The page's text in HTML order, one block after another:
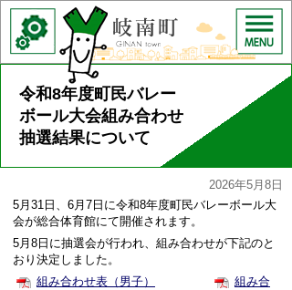
令和8年度町民バレー
ボール大会組み合わせ
抽選結果について
2026年5月8日
5月31日、6月7日に令和8年度町民バレーボール大
会が総合体育館にて開催されます。
5月8日に抽選会が行われ、組み合わせが下記のと
おり決定しました。
組み合わせ表（男子）
組み合